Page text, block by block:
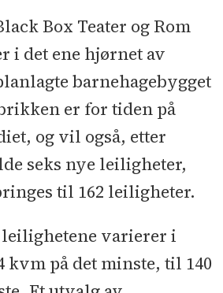
Box Teater og Rom
i det ene hjørnet av
barnehagebygget
er for tiden på
og vil også, etter
seks nye leiligheter,
til 162 leiligheter.
varierer i
kvm på det minste, til 140